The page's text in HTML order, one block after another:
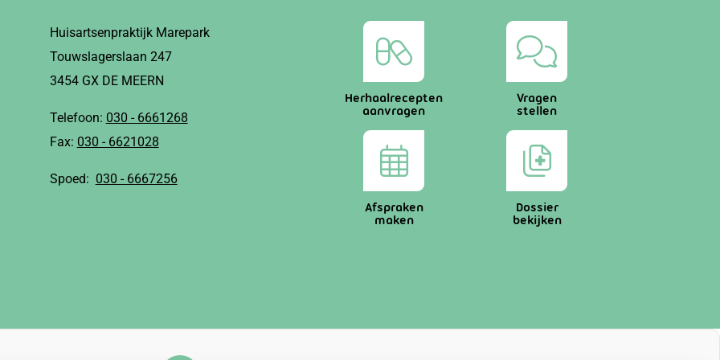
Huisartsenpraktijk Marepark
Touwslagerslaan 247
3454 GX DE MEERN
Telefoon: 030 - 6661268
Fax: 030 - 6621028
Spoed: 030 - 6667256
Herhaalrecepten
aanvragen
Vragen
stellen
Afspraken
maken
Dossier
bekijken